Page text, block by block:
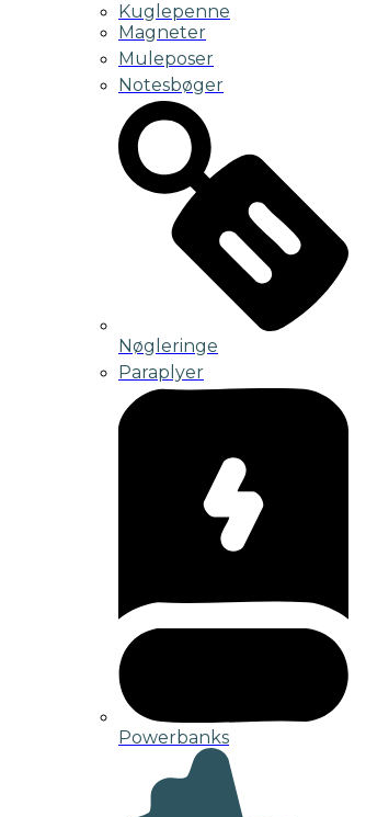
Kuglepenne
Magneter
Muleposer
Notesbøger
Nøgleringe
Paraplyer
Powerbanks